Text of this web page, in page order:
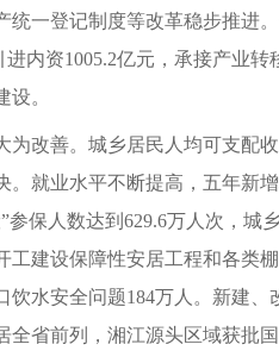
统一登记制度等改革稳步推进
进内资1005.2亿元，承接产业
设。
为改善。城乡居民人均可支配
。就业水平不断提高，五年新
参保人数达到629.6万人次，
工建设保障性安居工程和各类
饮水安全问题184万人。新建
全省前列，湘江源头区域获批